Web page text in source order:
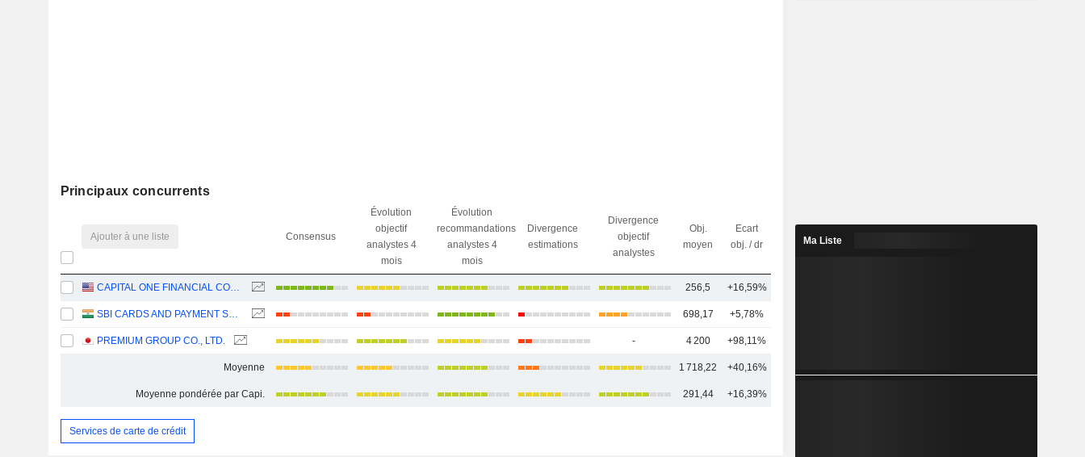
Principaux concurrents
Ajouter à une liste Consensus
Évolution
objectif
analystes 4
mois
Évolution
recommandations
analystes 4
mois
Divergence
estimations
Divergence
objectif
analystes
Obj.
moyen
Ecart
obj. / dr
Nbr
d'analystes
CAPITAL ONE FINANCIAL CORPORATION 256,5 +16,59%
SBI CARDS AND PAYMENT SERVICES LIMITED 698,17 +5,78%
PREMIUM GROUP CO., LTD. - 4 200 +98,11%
Moyenne 1 718,22 +40,16%
Moyenne pondérée par Capi. 291,44 +16,39%
Services de carte de crédit
Ma Liste